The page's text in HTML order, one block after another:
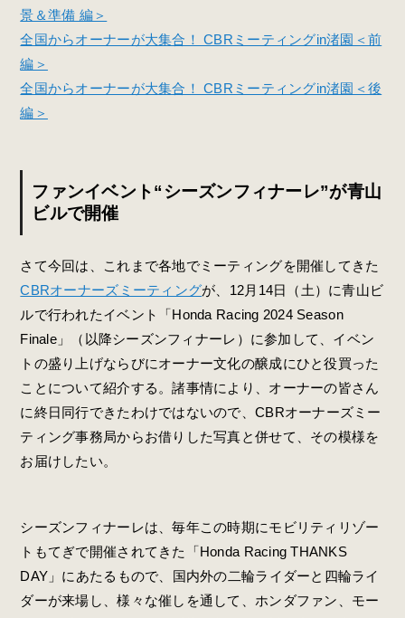
景＆準備 編＞
全国からオーナーが大集合！ CBRミーティングin渚園＜前
編＞
全国からオーナーが大集合！ CBRミーティングin渚園＜後
編＞
ファンイベント“シーズンフィナーレ”が青山
ビルで開催
さて今回は、これまで各地でミーティングを開催してきた
CBRオーナーズミーティングが、12月14日（土）に青山ビ
ルで行われたイベント「Honda Racing 2024 Season
Finale」（以降シーズンフィナーレ）に参加して、イベン
トの盛り上げならびにオーナー文化の醸成にひと役買った
ことについて紹介する。諸事情により、オーナーの皆さん
に終日同行できたわけではないので、CBRオーナーズミー
ティング事務局からお借りした写真と併せて、その模様を
お届けしたい。
シーズンフィナーレは、毎年この時期にモビリティリゾー
トもてぎで開催されてきた「Honda Racing THANKS
DAY」にあたるもので、国内外の二輪ライダーと四輪ライ
ダーが来場し、様々な催しを通して、ホンダファン、モー